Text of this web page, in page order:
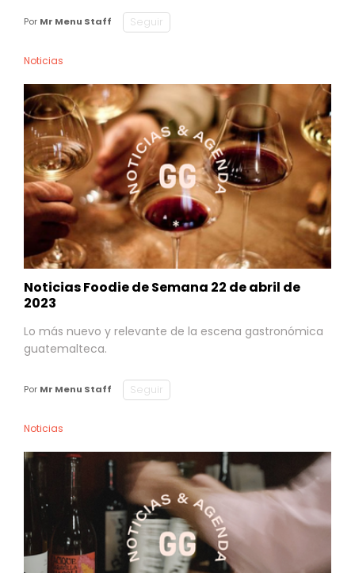
Por Mr Menu Staff Seguir
Noticias
Noticias Foodie de Semana 22 de abril de
2023
Lo más nuevo y relevante de la escena gastronómica
guatemalteca.
Por Mr Menu Staff Seguir
Noticias